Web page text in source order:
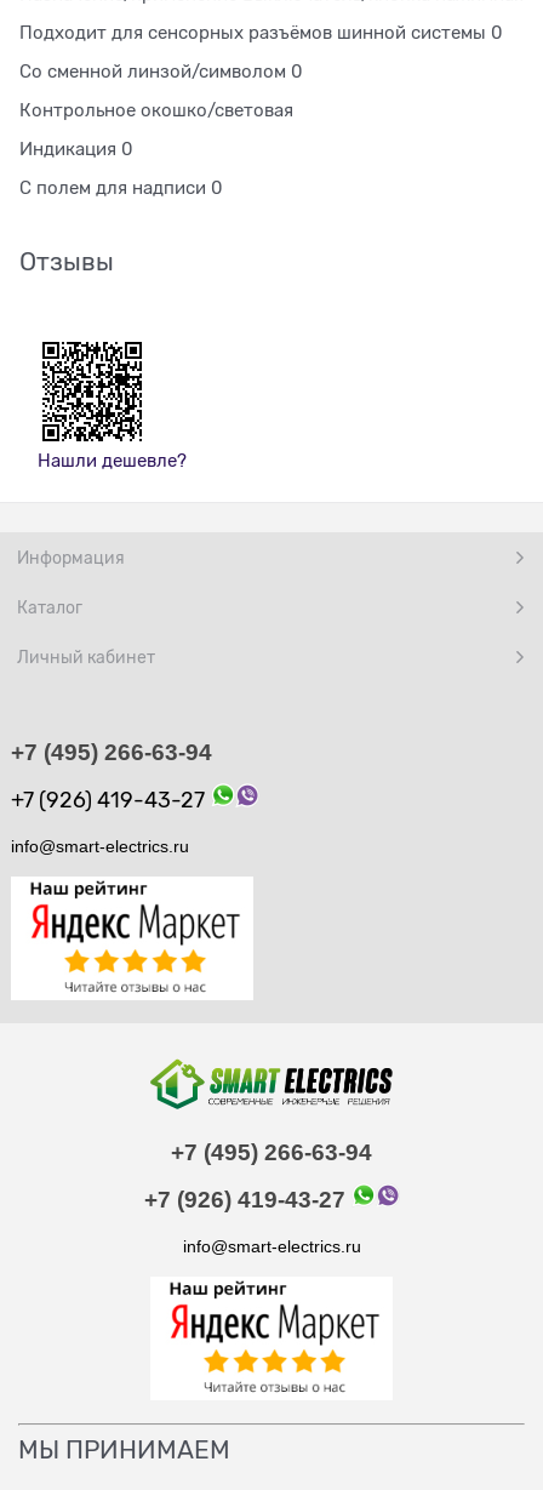
Подходит для сенсорных разъёмов шинной системы 0
Со сменной линзой/символом 0
Контрольное окошко/световая
Индикация 0
С полем для надписи 0
Отзывы
Нашли дешевле?
Информация
Каталог
Личный кабинет
+7 (495) 266-63-94
+7 (926) 419-43-27
info@smart-electrics.ru
+7 (495) 266-63-94
+7 (926) 419-43-27
info@smart-electrics.ru
МЫ ПРИНИМАЕМ